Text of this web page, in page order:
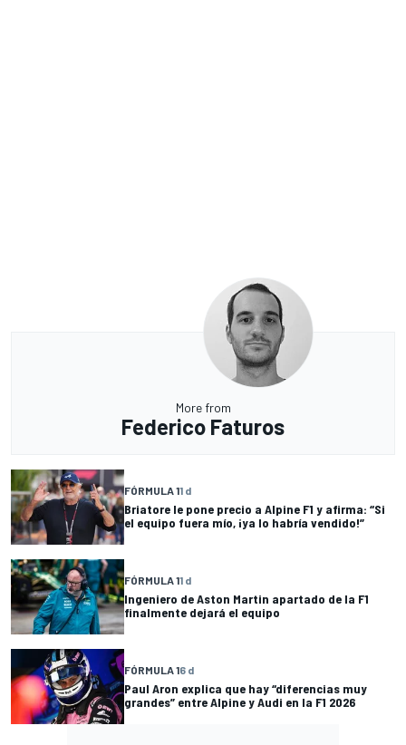
More from
Federico Faturos
FÓRMULA 11 d
Briatore le pone precio a Alpine F1 y afirma: “Si
el equipo fuera mío, ¡ya lo habría vendido!”
FÓRMULA 11 d
Ingeniero de Aston Martin apartado de la F1
finalmente dejará el equipo
FÓRMULA 16 d
Paul Aron explica que hay “diferencias muy
grandes” entre Alpine y Audi en la F1 2026